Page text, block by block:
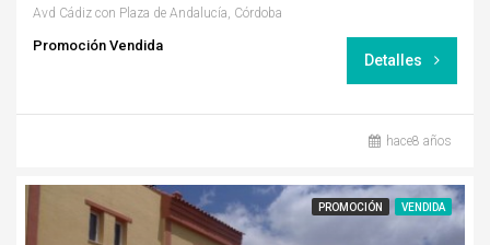
Avd Cádiz con Plaza de Andalucía, Córdoba
Promoción Vendida
Detalles
hace8 años
PROMOCIÓN VENDIDA